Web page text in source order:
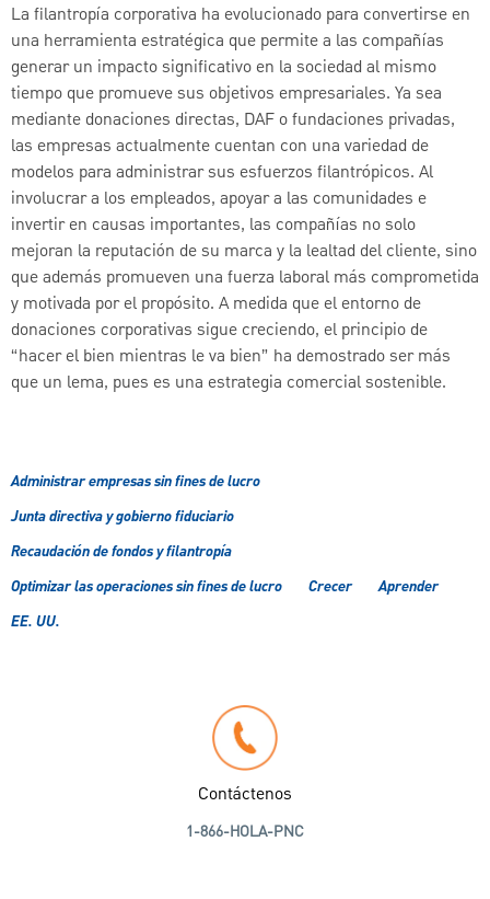
La filantropía corporativa ha evolucionado para convertirse en
una herramienta estratégica que permite a las compañías
generar un impacto significativo en la sociedad al mismo
tiempo que promueve sus objetivos empresariales. Ya sea
mediante donaciones directas, DAF o fundaciones privadas,
las empresas actualmente cuentan con una variedad de
modelos para administrar sus esfuerzos filantrópicos. Al
involucrar a los empleados, apoyar a las comunidades e
invertir en causas importantes, las compañías no solo
mejoran la reputación de su marca y la lealtad del cliente, sino
que además promueven una fuerza laboral más comprometida
y motivada por el propósito. A medida que el entorno de
donaciones corporativas sigue creciendo, el principio de
“hacer el bien mientras le va bien” ha demostrado ser más
que un lema, pues es una estrategia comercial sostenible.
Administrar empresas sin fines de lucro
Junta directiva y gobierno fiduciario
Recaudación de fondos y filantropía
Optimizar las operaciones sin fines de lucro
Crecer
Aprender
EE. UU.
Contáctenos
1-866-HOLA-PNC